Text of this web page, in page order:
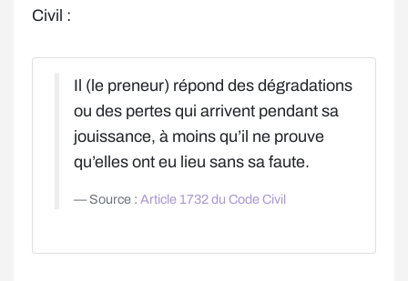
Civil :
Il (le preneur) répond des dégradations
ou des pertes qui arrivent pendant sa
jouissance, à moins qu’il ne prouve
qu’elles ont eu lieu sans sa faute.
Source : Article 1732 du Code Civil